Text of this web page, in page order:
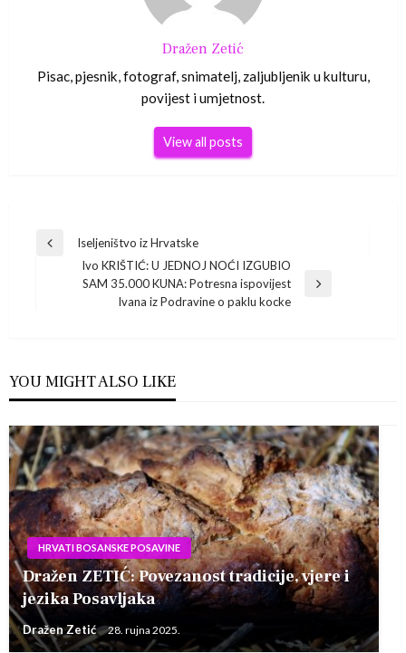
Dražen Zetić
Pisac, pjesnik, fotograf, snimatelj, zaljubljenik u kulturu,
povijest i umjetnost.
View all posts
Navigacija
objava
Previous
Iseljeništvo iz Hrvatske
Ivo KRIŠTIĆ: U JEDNOJ NOĆI IZGUBIO
SAM 35.000 KUNA: Potresna ispovijest
Ivana iz Podravine o paklu kocke
YOU MIGHT ALSO LIKE
HRVATI BOSANSKE POSAVINE
Dražen ZETIĆ: Povezanost tradicije, vjere i
jezika Posavljaka
Dražen Zetić 28. rujna 2025.